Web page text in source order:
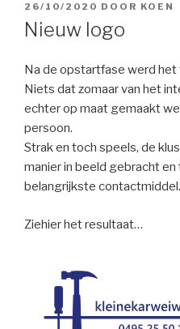
GEPLAATST
OP
26/10/2020 DOOR KOEN
Nieuw logo
Na de opstartfase werd het
Niets dat zomaar van het
echter op maat gemaakt
persoon.
Strak en toch speels, de
manier in beeld gebracht
belangrijkste contactmiddel.
Ziehier het resultaat…